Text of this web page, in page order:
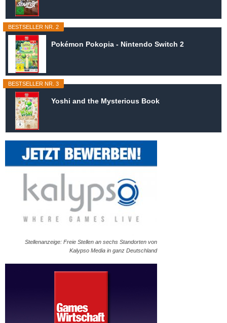
BESTSELLER NR. 2
Pokémon Pokopia - Nintendo Switch 2
BESTSELLER NR. 3
Yoshi and the Mysterious Book
Stellenanzeige: Freie Stellen an sechs Standorten von
Kalypso Media in ganz Deutschland